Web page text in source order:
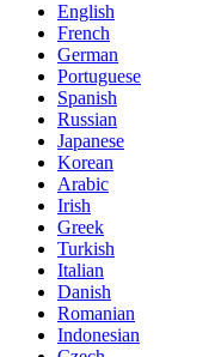
English
French
German
Portuguese
Spanish
Russian
Japanese
Korean
Arabic
Irish
Greek
Turkish
Italian
Danish
Romanian
Indonesian